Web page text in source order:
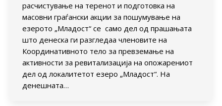
расчистување на теренот и подготовка на
масовни граѓански акции за пошумување на
езерото „Младост“ се само дел од прашањата
што денеска ги разгледаа членовите на
Координативното тело за превземање на
активности за ревитализација на опожарениот
дел од локалитетот езеро „Младост“. На
денешната…